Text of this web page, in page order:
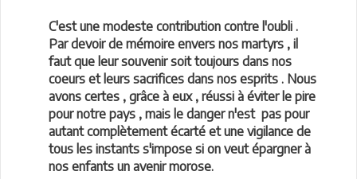
C'est une modeste contribution contre l'oubli .
Par devoir de mémoire envers nos martyrs , il
faut que leur souvenir soit toujours dans nos
coeurs et leurs sacrifices dans nos esprits . Nous
avons certes , grâce à eux , réussi à éviter le pire
pour notre pays , mais le danger n'est pas pour
autant complètement écarté et une vigilance de
tous les instants s'impose si on veut épargner à
nos enfants un avenir morose.